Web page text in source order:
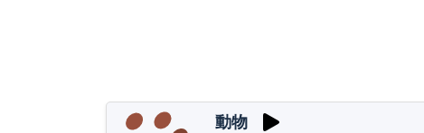
動物